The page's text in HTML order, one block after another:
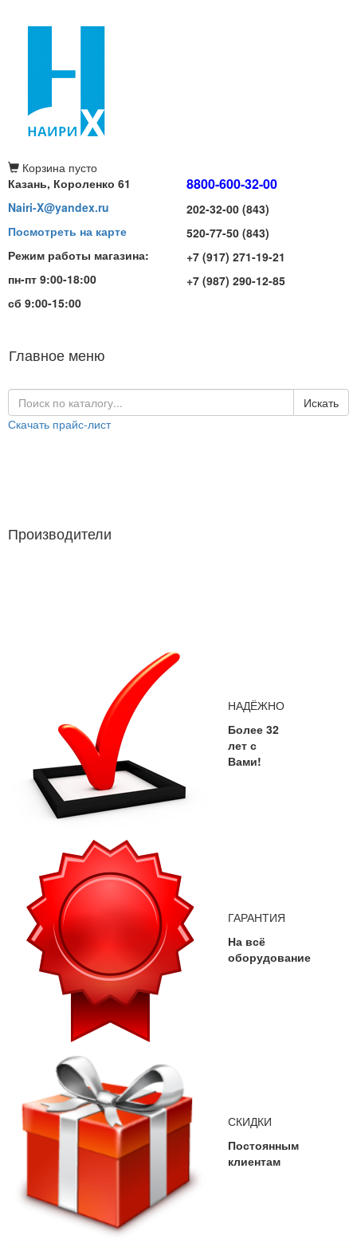
Корзина пусто
Казань, Короленко 61
Nairi-X@yandex.ru
Посмотреть на карте
Режим работы магазина:
пн-пт 9:00-18:00
сб 9:00-15:00
8800-600-32-00
202-32-00 (843)
520-77-50 (843)
+7 (917) 271-19-21
+7 (987) 290-12-85
Главное меню
Искать
Скачать прайс-лист
Производители
НАДЁЖНО
Более 32
лет с
Вами!
ГАРАНТИЯ
На всё
оборудование
СКИДКИ
Постоянным
клиентам